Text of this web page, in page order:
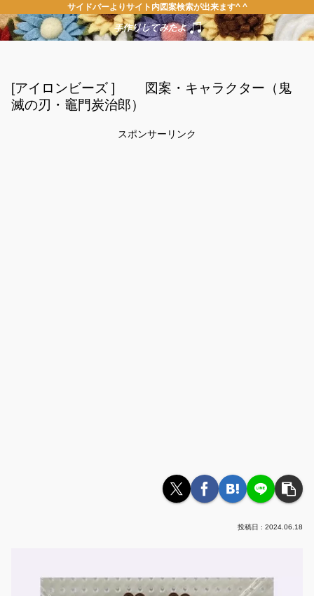
サイドバーよりサイト内図案検索が出来ます^ ^
[アイロンビーズ ] 図案・キャラクター（鬼
滅の刃・竈門炭治郎）
スポンサーリンク
2024.06.18